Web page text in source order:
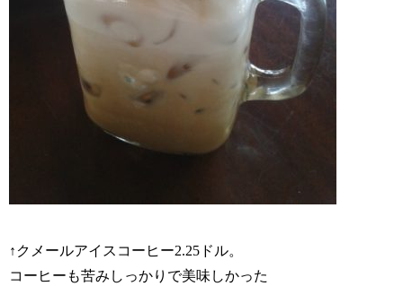
↑クメールアイスコーヒー2.25ドル。
コーヒーも苦みしっかりで美味しかった